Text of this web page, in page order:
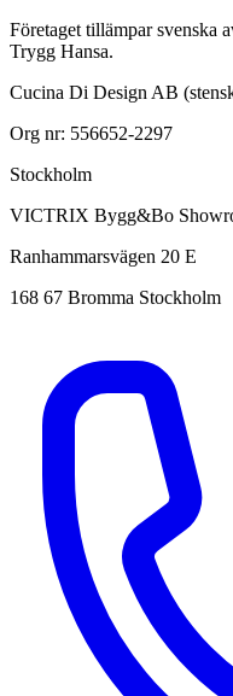
Företaget tillämpar svenska
Trygg Hansa.
Cucina Di Design AB
Org nr: 556652-2297
Stockholm
VICTRIX Bygg&Bo
Ranhammarsvägen 20 E
168 67 Bromma Stockholm